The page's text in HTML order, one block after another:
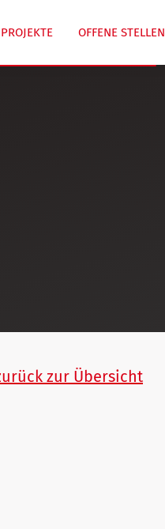
PROJEKTE OFFENE STELLEN
zur Übersicht